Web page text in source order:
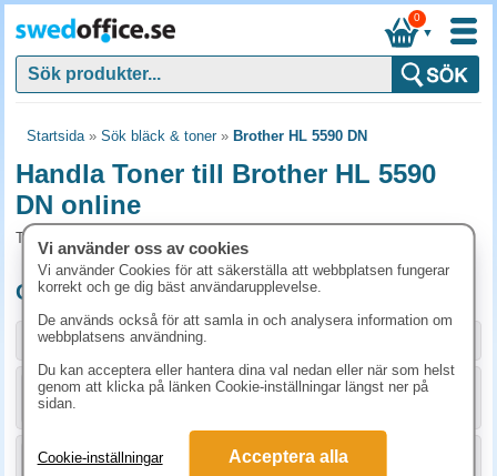
▼
0
Startsida» Sök bläck & toner» Brother HL 5590 DN
Handla Toner till Brother HL 5590
DN online
Toner och tillbehör som passar till Brother HL 5590 DN
Originalprodukter till Brother HL 5590 DN
Storlek / info Art.nr
KÖP
TN3430 1223.80 kr KÖP
Vi använder oss av cookies
Vi använder Cookies för att säkerställa att webbplatsen fungerar
korrekt och ge dig bäst användarupplevelse.
De används också för att samla in och analysera information om
webbplatsens användning.
Du kan acceptera eller hantera dina val nedan eller när som helst
genom att klicka på länken Cookie-inställningar längst ner på
sidan.
Cookie-inställningar Acceptera alla